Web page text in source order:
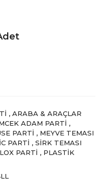
,ARABA & ARAÇLAR
ADAM PARTI ,
PARTI , MEYVE TEMASI
PARTI ,SIRK TEMASI
PARTI , PLASTIK